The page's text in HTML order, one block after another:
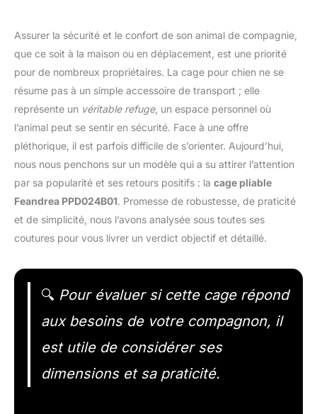
Assurer la sécurité et le confort de son animal de compagnie,
que ce soit à la maison ou en déplacement, est une priorité
pour de nombreux propriétaires. La cage pour chien ne se
résume pas à un simple accessoire de transport ; elle
représente un véritable refuge, un espace personnel où
l’animal peut se sentir en sécurité. Face à une offre
pléthorique, il est parfois difficile de s’orienter. Aujourd’hui,
nous nous penchons sur un modèle qui a su attirer l’attention
par sa popularité et ses retours positifs : la cage pliable
Feandrea PPD024B01. Promesse de robustesse, de praticité
et de simplicité, nous l’avons analysée sous toutes ses
coutures pour vous livrer un verdict objectif et détaillé.
🔍 Pour évaluer si cette cage répond
aux besoins de votre compagnon, il
est utile de considérer ses
dimensions et sa praticité.